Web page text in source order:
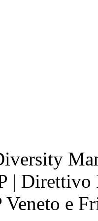
| Direttivo
e